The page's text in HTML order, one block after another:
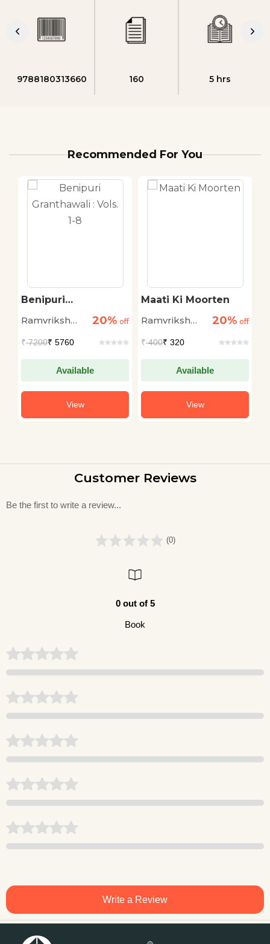
9788180313660 160 5 hrs
Recommended For You
Benipuri
8
Ramvriksh
20% off
₹7200₹ 5760
Available
View
Maati Ki Moorten
Ramvriksh
20% off
₹400₹ 320
Available
View
Customer Reviews
Be the first to write a review...
(0)
0 out of 5
Book
Write a Review